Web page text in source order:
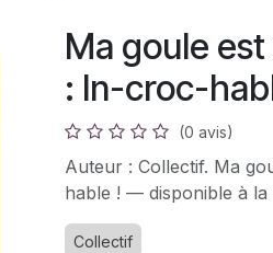
Ma goule
: In-croc-
(0 avis)
Auteur : Collectif. Ma
hable ! — disponible à la
Collectif